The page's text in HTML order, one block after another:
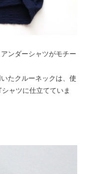
ンダーシャツがモチー
たクルーネックは、使
ャツに仕立てていま